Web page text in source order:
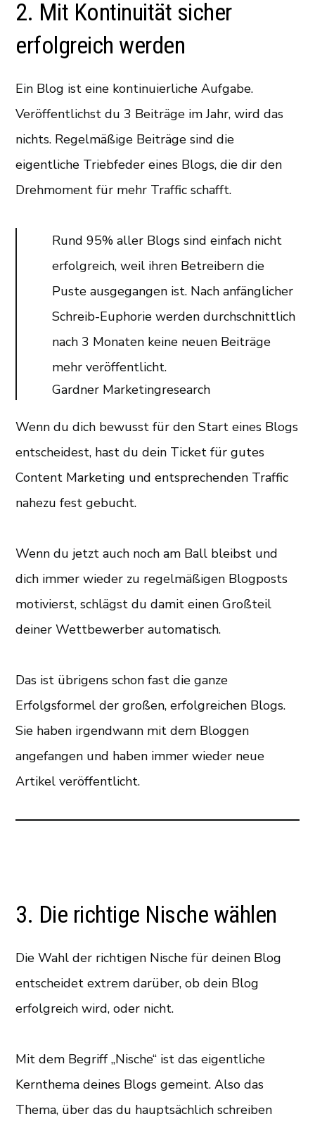
2. Mit Kontinuität sicher
erfolgreich werden
Ein Blog ist eine kontinuierliche Aufgabe.
Veröffentlichst du 3 Beiträge im Jahr, wird das
nichts. Regelmäßige Beiträge sind die
eigentliche Triebfeder eines Blogs, die dir den
Drehmoment für mehr Traffic schafft.
Rund 95% aller Blogs sind einfach nicht
erfolgreich, weil ihren Betreibern die
Puste ausgegangen ist. Nach anfänglicher
Schreib-Euphorie werden durchschnittlich
nach 3 Monaten keine neuen Beiträge
mehr veröffentlicht.
Gardner Marketingresearch
Wenn du dich bewusst für den Start eines Blogs
entscheidest, hast du dein Ticket für gutes
Content Marketing und entsprechenden Traffic
nahezu fest gebucht.
Wenn du jetzt auch noch am Ball bleibst und
dich immer wieder zu regelmäßigen Blogposts
motivierst, schlägst du damit einen Großteil
deiner Wettbewerber automatisch.
Das ist übrigens schon fast die ganze
Erfolgsformel der großen, erfolgreichen Blogs.
Sie haben irgendwann mit dem Bloggen
angefangen und haben immer wieder neue
Artikel veröffentlicht.
3. Die richtige Nische wählen
Die Wahl der richtigen Nische für deinen Blog
entscheidet extrem darüber, ob dein Blog
erfolgreich wird, oder nicht.
Mit dem Begriff „Nische“ ist das eigentliche
Kernthema deines Blogs gemeint. Also das
Thema, über das du hauptsächlich schreiben